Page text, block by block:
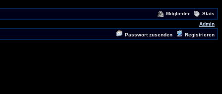
Mitglieder
Stats
Admin
Passwort zusenden Registrieren